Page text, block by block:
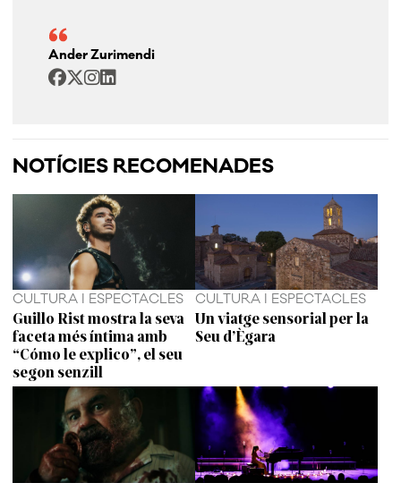
Ander Zurimendi
NOTÍCIES RECOMENADES
CULTURA I ESPECTACLES
Guillo Rist mostra la seva
faceta més íntima amb
“Cómo le explico”, el seu
segon senzill
CULTURA I ESPECTACLES
Un viatge sensorial per la
Seu d’Ègara